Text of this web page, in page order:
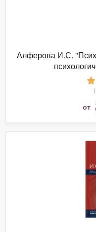
Алферова И.С.
от